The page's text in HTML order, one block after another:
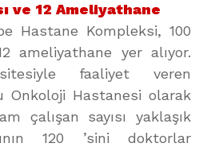
ve 12 Ameliyathane
Hastane Kompleksi, 100
ameliyathane yer alıyor.
faaliyet veren
Onkoloji Hastanesi olarak
çalışan sayısı yaklaşık
120 ’sini doktorlar